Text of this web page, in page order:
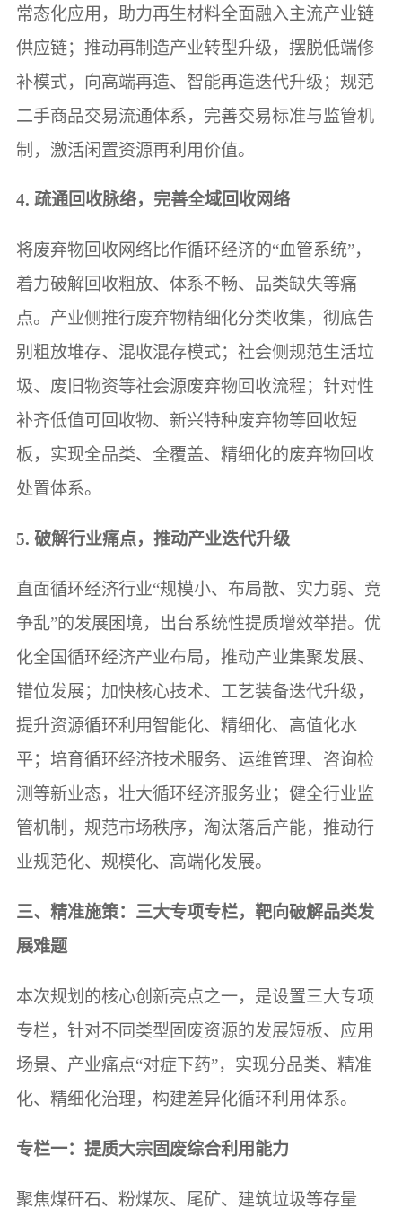
常态化应用，助力再生材料全面融入主流产业链
供应链；推动再制造产业转型升级，摆脱低端修
补模式，向高端再造、智能再造迭代升级；规范
二手商品交易流通体系，完善交易标准与监管机
制，激活闲置资源再利用价值。
4. 疏通回收脉络，完善全域回收网络
将废弃物回收网络比作循环经济的“血管系统”，
着力破解回收粗放、体系不畅、品类缺失等痛
点。产业侧推行废弃物精细化分类收集，彻底告
别粗放堆存、混收混存模式；社会侧规范生活垃
圾、废旧物资等社会源废弃物回收流程；针对性
补齐低值可回收物、新兴特种废弃物等回收短
板，实现全品类、全覆盖、精细化的废弃物回收
处置体系。
5. 破解行业痛点，推动产业迭代升级
直面循环经济行业“规模小、布局散、实力弱、竞
争乱”的发展困境，出台系统性提质增效举措。优
化全国循环经济产业布局，推动产业集聚发展、
错位发展；加快核心技术、工艺装备迭代升级，
提升资源循环利用智能化、精细化、高值化水
平；培育循环经济技术服务、运维管理、咨询检
测等新业态，壮大循环经济服务业；健全行业监
管机制，规范市场秩序，淘汰落后产能，推动行
业规范化、规模化、高端化发展。
三、精准施策：三大专项专栏，靶向破解品类发
展难题
本次规划的核心创新亮点之一，是设置三大专项
专栏，针对不同类型固废资源的发展短板、应用
场景、产业痛点“对症下药”，实现分品类、精准
化、精细化治理，构建差异化循环利用体系。
专栏一：提质大宗固废综合利用能力
聚焦煤矸石、粉煤灰、尾矿、建筑垃圾等存量